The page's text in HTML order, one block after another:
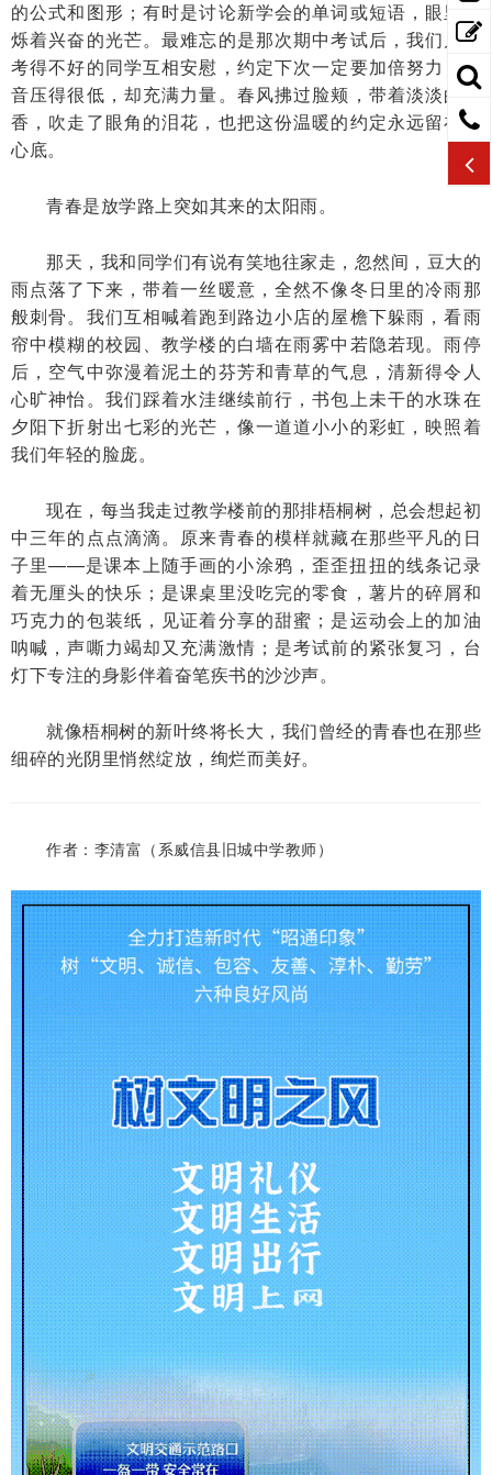
的公式和图形；有时是讨论新学会的单词或短语，眼里闪
烁着兴奋的光芒。最难忘的是那次期中考试后，我们几个
考得不好的同学互相安慰，约定下次一定要加倍努力，声
音压得很低，却充满力量。春风拂过脸颊，带着淡淡的花
香，吹走了眼角的泪花，也把这份温暖的约定永远留在了
心底。
青春是放学路上突如其来的太阳雨。
那天，我和同学们有说有笑地往家走，忽然间，豆大的
雨点落了下来，带着一丝暖意，全然不像冬日里的冷雨那
般刺骨。我们互相喊着跑到路边小店的屋檐下躲雨，看雨
帘中模糊的校园、教学楼的白墙在雨雾中若隐若现。雨停
后，空气中弥漫着泥土的芬芳和青草的气息，清新得令人
心旷神怡。我们踩着水洼继续前行，书包上未干的水珠在
夕阳下折射出七彩的光芒，像一道道小小的彩虹，映照着
我们年轻的脸庞。
现在，每当我走过教学楼前的那排梧桐树，总会想起初
中三年的点点滴滴。原来青春的模样就藏在那些平凡的日
子里——是课本上随手画的小涂鸦，歪歪扭扭的线条记录
着无厘头的快乐；是课桌里没吃完的零食，薯片的碎屑和
巧克力的包装纸，见证着分享的甜蜜；是运动会上的加油
呐喊，声嘶力竭却又充满激情；是考试前的紧张复习，台
灯下专注的身影伴着奋笔疾书的沙沙声。
就像梧桐树的新叶终将长大，我们曾经的青春也在那些
细碎的光阴里悄然绽放，绚烂而美好。
作者： 李清富 （系威信县旧城中学教师）